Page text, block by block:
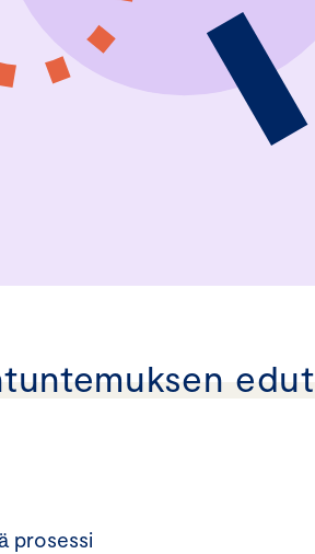
edut
prosessi